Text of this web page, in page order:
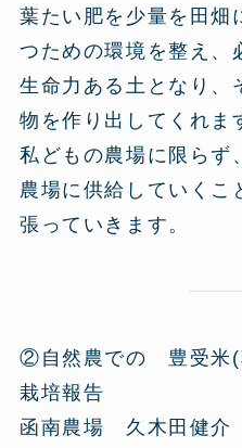
葉たい肥を少量を田畑
つための環境を整え、
生命力ある土となり、
物を作り出してくれ
私どもの農場に限らず
農場に供給していくこ
張っていきます。
②自然農での 豊受米(
栽培報告
函南農場 久木田健介